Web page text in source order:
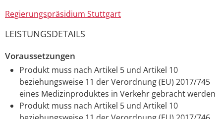
Regierungspräsidium Stuttgart
LEISTUNGSDETAILS
Voraussetzungen
Produkt muss nach Artikel 5 und Artikel 10
beziehungsweise 11 der Verordnung (EU) 2017/745
eines Medizinproduktes in Verkehr gebracht werden
Produkt muss nach Artikel 5 und Artikel 10